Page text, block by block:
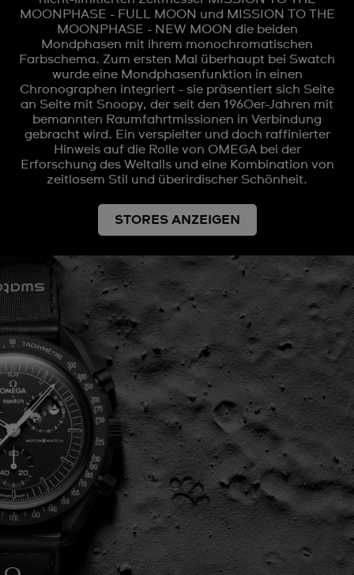
MOONPHASE - FULL MOON und MISSION TO THE
MOONPHASE - NEW MOON die beiden
Mondphasen mit ihrem monochromatischen
Farbschema. Zum ersten Mal überhaupt bei Swatch
wurde eine Mondphasenfunktion in einen
Chronographen integriert - sie präsentiert sich Seite
an Seite mit Snoopy, der seit den 1960er-Jahren mit
bemannten Raumfahrtmissionen in Verbindung
gebracht wird. Ein verspielter und doch raffinierter
Hinweis auf die Rolle von OMEGA bei der
Erforschung des Weltalls und eine Kombination von
zeitlosem Stil und überirdischer Schönheit.
STORES ANZEIGEN